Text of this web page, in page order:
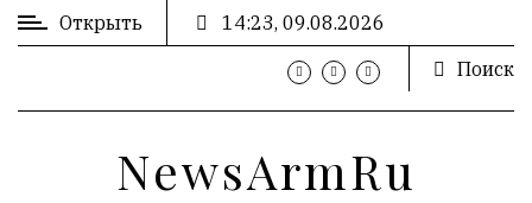
/
Открыть
14:23, 09.08.2026
Поиск
NewsArmRu